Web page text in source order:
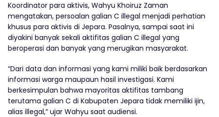
Koordinator para aktivis, Wahyu Khoiruz Zaman
mengatakan, persoalan galian C illegal menjadi perhatian
khusus para aktivis di Jepara. Pasalnya, sampai saat ini
diyakini banyak sekali aktifitas galian C illegal yang
beroperasi dan banyak yang merugikan masyarakat.
“Dari data dan informasi yang kami miliki baik berdasarkan
informasi warga maupaun hasil investigasi. Kami
berkesimpulan bahwa mayoritas aktifitas tambang
terutama galian C di Kabupaten Jepara tidak memiliki ijin,
alias illegal,” ujar Wahyu saat audiensi.